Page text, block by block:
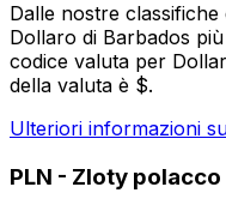
Dalle nostre
Dollaro di Barbados
codice valuta per
della valuta è $.
Ulteriori informazioni
PLN - Zloty polacco